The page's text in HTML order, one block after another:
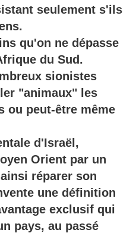
seulement s'ils
qu'on ne dépasse
du Sud.
sionistes
"animaux" les
ou peut-être même
d'Israël,
Orient par un
réparer son
une définition
exclusif qui
pays, au passé